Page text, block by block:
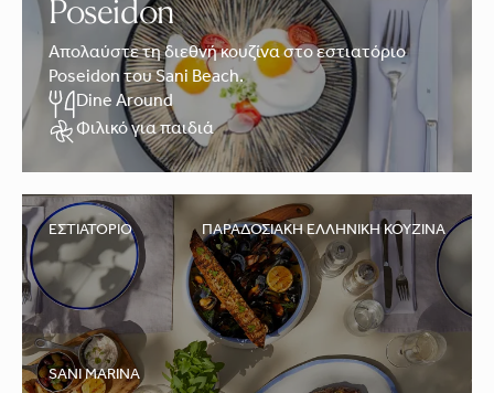
Poseidon
Απολαύστε τη διεθνή κουζίνα στο εστιατόριο
Poseidon του Sani Beach.
Dine Around
Φιλικό για παιδιά
ΕΣΤΙΑΤΌΡΙΟ ΠΑΡΑΔΟΣΙΑΚΉ ΕΛΛΗΝΙΚΉ ΚΟΥΖΊΝΑ
SANI MARINA